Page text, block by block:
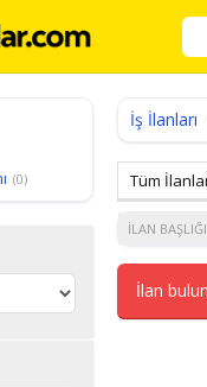
(0)
İş İlanları
Tüm
İLAN BAŞLIĞI
İlan